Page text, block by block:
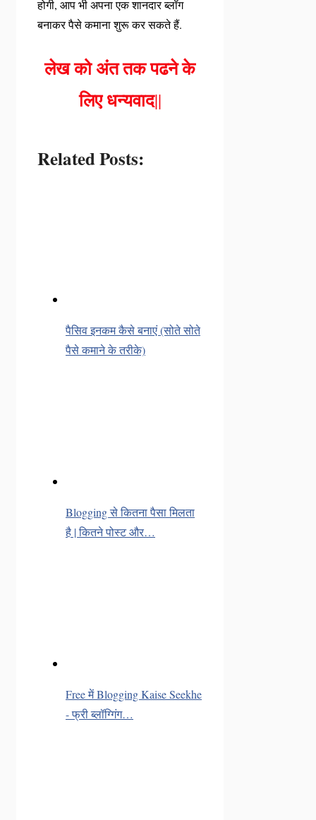
होगी, आप भी अपना एक शानदार ब्लॉग
बनाकर पैसे कमाना शुरू कर सकते हैं.
लेख को अंत तक पढने के
लिए धन्यवाद||
Related Posts:
पैसिव इनकम कैसे बनाएं (सोते सोते
पैसे कमाने के तरीके)
Blogging से कितना पैसा मिलता
है | कितने पोस्ट और…
Free में Blogging Kaise Seekhe
- फ्री ब्लॉग्गिंग…